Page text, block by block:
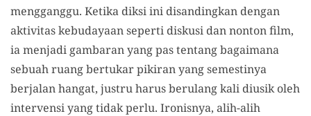
mengganggu. Ketika diksi ini disandingkan dengan
aktivitas kebudayaan seperti diskusi dan nonton film,
ia menjadi gambaran yang pas tentang bagaimana
sebuah ruang bertukar pikiran yang semestinya
berjalan hangat, justru harus berulang kali diusik oleh
intervensi yang tidak perlu. Ironisnya, alih-alih